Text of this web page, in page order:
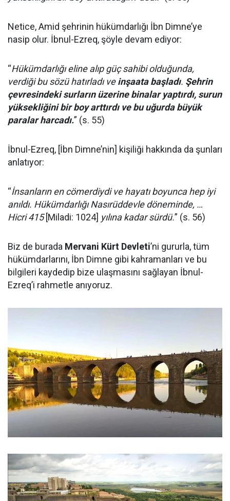
Netice, Amid şehrinin hükümdarlığı İbn Dimne’ye
nasip olur. İbnul-Ezreq, şöyle devam ediyor:
“Hükümdarlığı eline alıp güç sahibi olduğunda,
verdiği bu sözü hatırladı veinşaata başladı. Şehrin
çevresindeki surların üzerine binalar yaptırdı, surun
yüksekliğini bir boy arttırdı ve bu uğurda büyük
paralar harcadı.” (s. 55)
İbnul-Ezreq, [İbn Dimne’nin] kişiliği hakkında da şunları
anlatıyor:
“İnsanların en cömerdiydi ve hayatı boyunca hep iyi
anıldı. Hükümdarlığı Nasırüddevle döneminde, …
Hicri 415[Miladi: 1024] yılına kadar sürdü.” (s. 56)
Biz de burada Mervani Kürt Devleti’ni gururla, tüm
hükümdarlarını, İbn Dimne gibi kahramanları ve bu
bilgileri kaydedip bize ulaşmasını sağlayan İbnul-
Ezreq’i rahmetle anıyoruz.